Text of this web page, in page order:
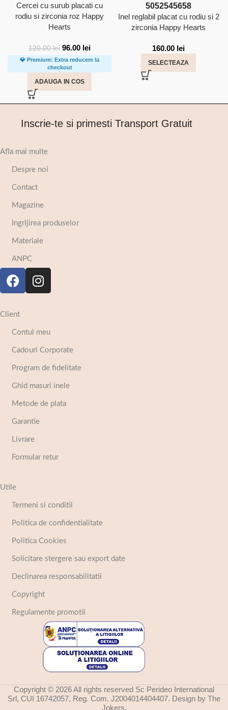
Cercei cu surub placati cu
rodiu si zirconia roz Happy
Hearts
120.00lei 96.00 lei
💎 Premium: Extra reducere la
checkout
ADAUGA IN COS
5052545658
Inel reglabil placat cu rodiu si 2
zirconia Happy Hearts
160.00 lei
SELECTEAZA
Inscrie-te si primesti Transport Gratuit
Afla mai multe
Despre noi
Contact
Magazine
Ingrijirea produselor
Materiale
ANPC
Client
Contul meu
Cadouri Corporate
Program de fidelitate
Ghid masuri inele
Metode de plata
Garantie
Livrare
Formular retur
Utile
Termeni si conditii
Politica de confidentialitate
Politica Cookies
Solicitare stergere sau export date
Declinarea responsabilitatii
Copyright
Regulamente promotii
Copyright © 2026 All rights reserved Sc Perideo International
Srl, CUI 16742057, Reg. Com. J2004014404407. Design by The
Jokers.